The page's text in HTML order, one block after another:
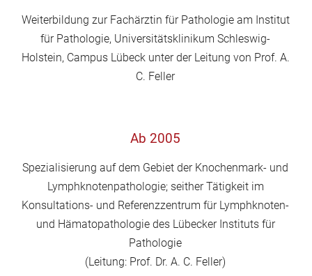
Weiterbildung zur Fachärztin für Pathologie am Institut
für Pathologie, Universitätsklinikum Schleswig-
Holstein, Campus Lübeck unter der Leitung von Prof. A.
C. Feller
Ab 2005
Spezialisierung auf dem Gebiet der Knochenmark- und
Lymphknotenpathologie; seither Tätigkeit im
Konsultations- und Referenzzentrum für Lymphknoten-
und Hämatopathologie des Lübecker Instituts für
Pathologie
(Leitung: Prof. Dr. A. C. Feller)